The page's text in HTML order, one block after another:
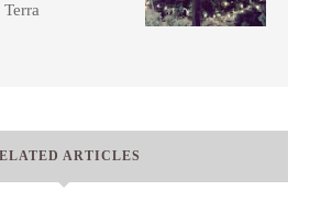
Terra
ARTICLES